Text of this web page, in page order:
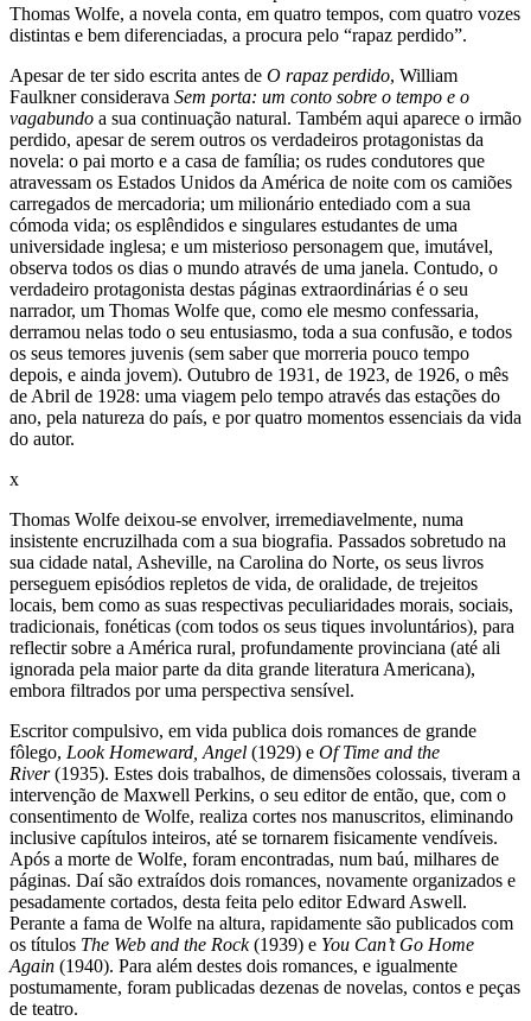
Thomas Wolfe, a novela conta, em quatro tempos, com quatro vozes
distintas e bem diferenciadas, a procura pelo “rapaz perdido”.
Apesar de ter sido escrita antes de O rapaz perdido, William
Faulkner considerava Sem porta: um conto sobre o tempo e o
vagabundo a sua continuação natural. Também aqui aparece o irmão
perdido, apesar de serem outros os verdadeiros protagonistas da
novela: o pai morto e a casa de família; os rudes condutores que
atravessam os Estados Unidos da América de noite com os camiões
carregados de mercadoria; um milionário entediado com a sua
cómoda vida; os esplêndidos e singulares estudantes de uma
universidade inglesa; e um misterioso personagem que, imutável,
observa todos os dias o mundo através de uma janela. Contudo, o
verdadeiro protagonista destas páginas extraordinárias é o seu
narrador, um Thomas Wolfe que, como ele mesmo confessaria,
derramou nelas todo o seu entusiasmo, toda a sua confusão, e todos
os seus temores juvenis (sem saber que morreria pouco tempo
depois, e ainda jovem). Outubro de 1931, de 1923, de 1926, o mês
de Abril de 1928: uma viagem pelo tempo através das estações do
ano, pela natureza do país, e por quatro momentos essenciais da vida
do autor.
x
Thomas Wolfe deixou-se envolver, irremediavelmente, numa
insistente encruzilhada com a sua biografia. Passados sobretudo na
sua cidade natal, Asheville, na Carolina do Norte, os seus livros
perseguem episódios repletos de vida, de oralidade, de trejeitos
locais, bem como as suas respectivas peculiaridades morais, sociais,
tradicionais, fonéticas (com todos os seus tiques involuntários), para
reflectir sobre a América rural, profundamente provinciana (até ali
ignorada pela maior parte da dita grande literatura Americana),
embora filtrados por uma perspectiva sensível.
Escritor compulsivo, em vida publica dois romances de grande
fôlego, Look Homeward, Angel (1929) e Of Time and the
River(1935). Estes dois trabalhos, de dimensões colossais, tiveram a
intervenção de Maxwell Perkins, o seu editor de então, que, com o
consentimento de Wolfe, realiza cortes nos manuscritos, eliminando
inclusive capítulos inteiros, até se tornarem fisicamente vendíveis.
Após a morte de Wolfe, foram encontradas, num baú, milhares de
páginas. Daí são extraídos dois romances, novamente organizados e
pesadamente cortados, desta feita pelo editor Edward Aswell.
Perante a fama de Wolfe na altura, rapidamente são publicados com
os títulos The Web and the Rock(1939) e You Can’t Go Home
Again (1940). Para além destes dois romances, e igualmente
postumamente, foram publicadas dezenas de novelas, contos e peças
de teatro.